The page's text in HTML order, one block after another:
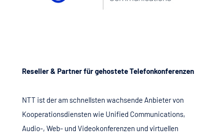
Reseller & Partner für gehostete Telefonkonferenzen
NTT ist der am schnellsten wachsende Anbieter von
Kooperationsdiensten wie Unified Communications,
Audio-, Web- und Videokonferenzen und virtuellen